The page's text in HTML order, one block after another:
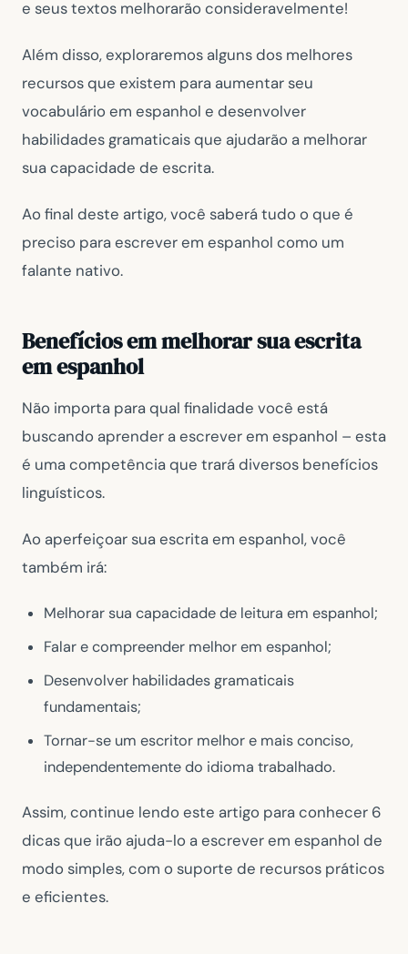
e seus textos melhorarão consideravelmente!
Além disso, exploraremos alguns dos melhores
recursos que existem para aumentar seu
vocabulário em espanhol e desenvolver
habilidades gramaticais que ajudarão a melhorar
sua capacidade de escrita.
Ao final deste artigo, você saberá tudo o que é
preciso para escrever em espanhol como um
falante nativo.
Benefícios em melhorar sua escrita
em espanhol
Não importa para qual finalidade você está
buscando aprender a escrever em espanhol – esta
é uma competência que trará diversos benefícios
linguísticos.
Ao aperfeiçoar sua escrita em espanhol, você
também irá:
Melhorar sua capacidade de leitura em espanhol;
Falar e compreender melhor em espanhol;
Desenvolver habilidades gramaticais
fundamentais;
Tornar-se um escritor melhor e mais conciso,
independentemente do idioma trabalhado.
Assim, continue lendo este artigo para conhecer 6
dicas que irão ajuda-lo a escrever em espanhol de
modo simples, com o suporte de recursos práticos
e eficientes.